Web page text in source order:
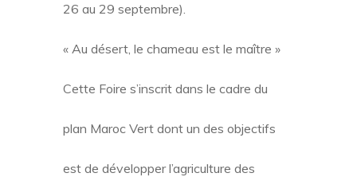
26 au 29 septembre).
« Au désert, le chameau est le maître »
Cette Foire s’inscrit dans le cadre du
plan Maroc Vert dont un des objectifs
est de développer l’agriculture des